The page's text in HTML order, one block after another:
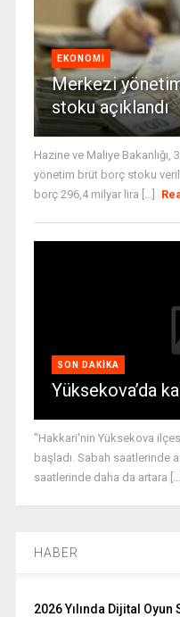
EKONOMI
Merkezi
stoku açıklandı
Hazine ve Maliye Bakanlığı,
yönetim brüt borç stoku
borç 296,4 milyar lira [...]
SON DAKIKA
Yüksekova’da
"Hakkari'nin Yüksekova
başladı. Sabah saatlerinde
saatlerinde daha da artara [...]
HABER
2026 Yılında Dijital